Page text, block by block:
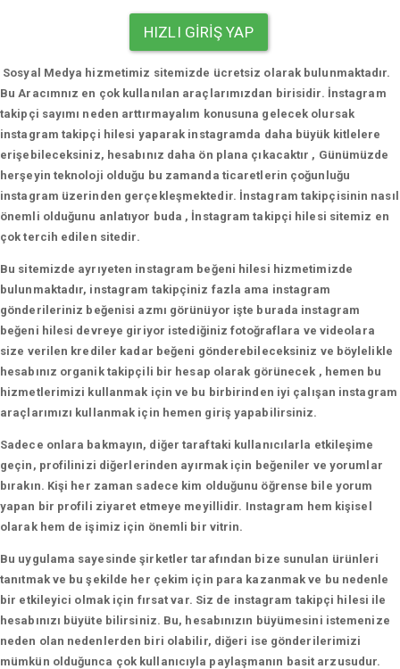
HIZLI GIRIŞ YAP
Sosyal Medya hizmetimiz sitemizde ücretsiz olarak bulunmaktadır.
Bu Aracımnız en çok kullanılan araçlarımızdan birisidir. İnstagram
takipçi sayımı neden arttırmayalım konusuna gelecek olursak
instagram takipçi hilesi yaparak instagramda daha büyük kitlelere
erişebileceksiniz, hesabınız daha ön plana çıkacaktır , Günümüzde
herşeyin teknoloji olduğu bu zamanda ticaretlerin çoğunluğu
instagram üzerinden gerçekleşmektedir. İnstagram takipçisinin nasıl
önemli olduğunu anlatıyor buda , İnstagram takipçi hilesi sitemiz en
çok tercih edilen sitedir.
Bu sitemizde ayrıyeten instagram beğeni hilesi hizmetimizde
bulunmaktadır, instagram takipçiniz fazla ama instagram
gönderileriniz beğenisi azmı görünüyor işte burada instagram
beğeni hilesi devreye giriyor istediğiniz fotoğraflara ve videolara
size verilen krediler kadar beğeni gönderebileceksiniz ve böylelikle
hesabınız organik takipçili bir hesap olarak görünecek , hemen bu
hizmetlerimizi kullanmak için ve bu birbirinden iyi çalışan instagram
araçlarımızı kullanmak için hemen giriş yapabilirsiniz.
Sadece onlara bakmayın, diğer taraftaki kullanıcılarla etkileşime
geçin, profilinizi diğerlerinden ayırmak için beğeniler ve yorumlar
bırakın. Kişi her zaman sadece kim olduğunu öğrense bile yorum
yapan bir profili ziyaret etmeye meyillidir. Instagram hem kişisel
olarak hem de işimiz için önemli bir vitrin.
Bu uygulama sayesinde şirketler tarafından bize sunulan ürünleri
tanıtmak ve bu şekilde her çekim için para kazanmak ve bu nedenle
bir etkileyici olmak için fırsat var. Siz de instagram takipçi hilesi ile
hesabınızı büyüte bilirsiniz. Bu, hesabınızın büyümesini istemenize
neden olan nedenlerden biri olabilir, diğeri ise gönderilerimizi
mümkün olduğunca çok kullanıcıyla paylaşmanın basit arzusudur.